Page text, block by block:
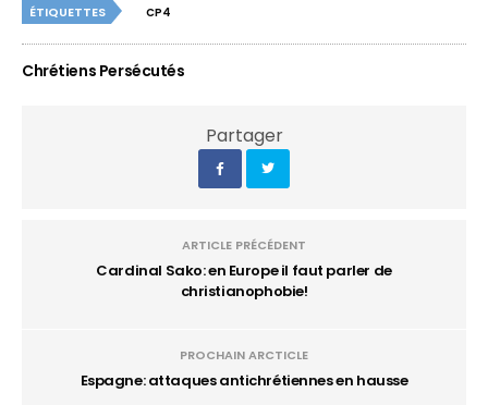
ÉTIQUETTES CP4
Chrétiens Persécutés
Partager
ARTICLE PRÉCÉDENT
Cardinal Sako: en Europe il faut parler de
christianophobie!
PROCHAIN ARCTICLE
Espagne: attaques antichrétiennes en hausse